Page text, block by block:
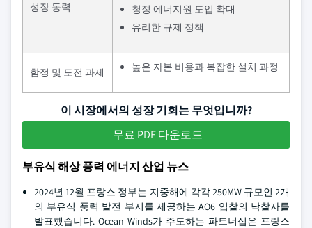
성장 동력
청정 에너지원 도입 확대
유리한 규제 정책
함정 및 도전 과제 높은 자본 비용과 복잡한 설치 과정
이 시장에서의 성장 기회는 무엇입니까?
무료 PDF 다운로드
부유식 해상 풍력 에너지 산업 뉴스
2024년 12월 프랑스 정부는 지중해에 각각 250MW 규모인 2개
의 부유식 풍력 발전 부지를 제공하는 AO6 입찰의 낙찰자를
발표했습니다. Ocean Winds가 주도하는 파트너십은 프랑스